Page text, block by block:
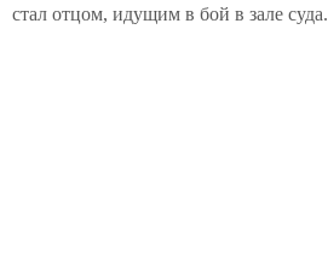
стал отцом, идущим в бой в зале суда.